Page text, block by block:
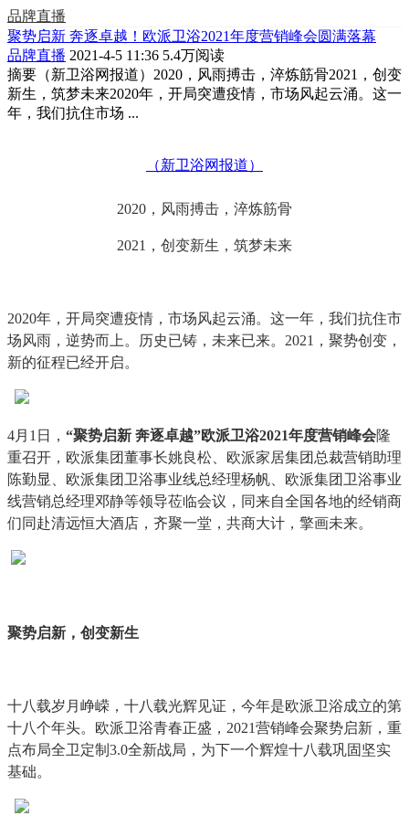
品牌直播
聚势启新 奔逐卓越！欧派卫浴2021年度营销峰会圆满落幕
品牌直播 2021-4-5 11:36 5.4万阅读
摘要 （新卫浴网报道）2020，风雨搏击，淬炼筋骨2021，创变
新生，筑梦未来2020年，开局突遭疫情，市场风起云涌。这一
年，我们抗住市场 ...
（新卫浴网报道）
2020，风雨搏击，淬炼筋骨
2021，创变新生，筑梦未来
2020年，开局突遭疫情，市场风起云涌。这一年，我们抗住市
场风雨，逆势而上。历史已铸，未来已来。2021，聚势创变，
新的征程已经开启。
4月1日， “聚势启新 奔逐卓越”欧派卫浴2021年度营销峰会隆
重召开，欧派集团董事长姚良松、欧派家居集团总裁营销助理
陈勤显、欧派集团卫浴事业线总经理杨帆、欧派集团卫浴事业
线营销总经理邓静等领导莅临会议，同来自全国各地的经销商
们同赴清远恒大酒店，齐聚一堂，共商大计，擎画未来。
聚势启新，创变新生
十八载岁月峥嵘，十八载光辉见证，今年是欧派卫浴成立的第
十八个年头。欧派卫浴青春正盛，2021营销峰会聚势启新，重
点布局全卫定制3.0全新战局，为下一个辉煌十八载巩固坚实
基础。